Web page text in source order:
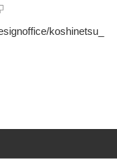
koshinetsu_